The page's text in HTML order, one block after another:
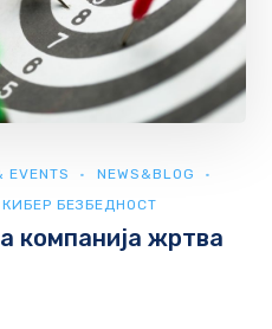
EVENTS
NEWS&BLOG
КИБЕР БЕЗБЕДНОСТ
компанија жртва